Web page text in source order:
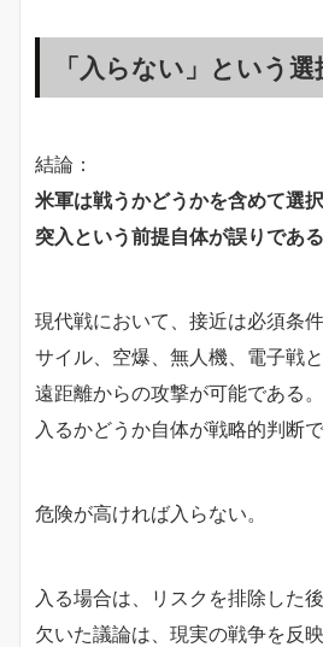
「入らない」という
結論：
米軍は戦うかどうかを含めて選
突入という前提自体が誤りである
現代戦において、接近は必須条
サイル、空爆、無人機、電子戦
遠距離からの攻撃が可能である
入るかどうか自体が戦略的判断で
危険が高ければ入らない。
入る場合は、リスクを排除した
欠いた議論は、現実の戦争を反映